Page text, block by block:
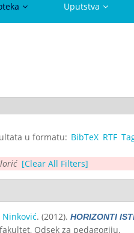
Uputstva
u formatu: BibTeX RTF
[Clear All Filters]
Ninković. (2012). HORIZONTI
Odsek za pedagogiju.